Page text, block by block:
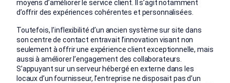
moyens d’améliorer le service client. Il s’agit notamment
d’offrir des expériences cohérentes et personnalisées.
Toutefois, l’inflexibilité d’un ancien système sur site dans
son centre de contact entravait l’innovation visant non
seulement à offrir une expérience client exceptionnelle, mais
aussi à améliorer l’engagement des collaborateurs.
S’appuyant sur un serveur hébergé en externe dans les
locaux d’un fournisseur, l’entreprise ne disposait pas d’un